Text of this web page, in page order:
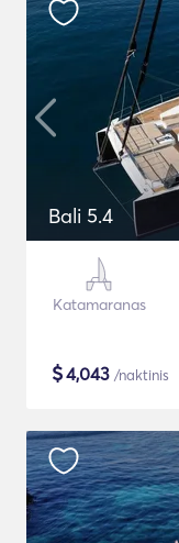
Bali 5.4
Katamaranas
$4,043 /naktinis